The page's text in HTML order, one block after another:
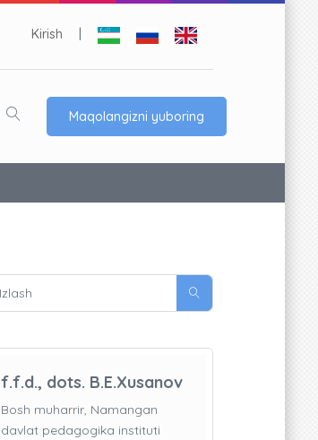
Kirish
Maqolangizni yuboring
f.f.d., dots. B.E.Xusanov
Bosh muharrir, Namangan
davlat pedagogika instituti